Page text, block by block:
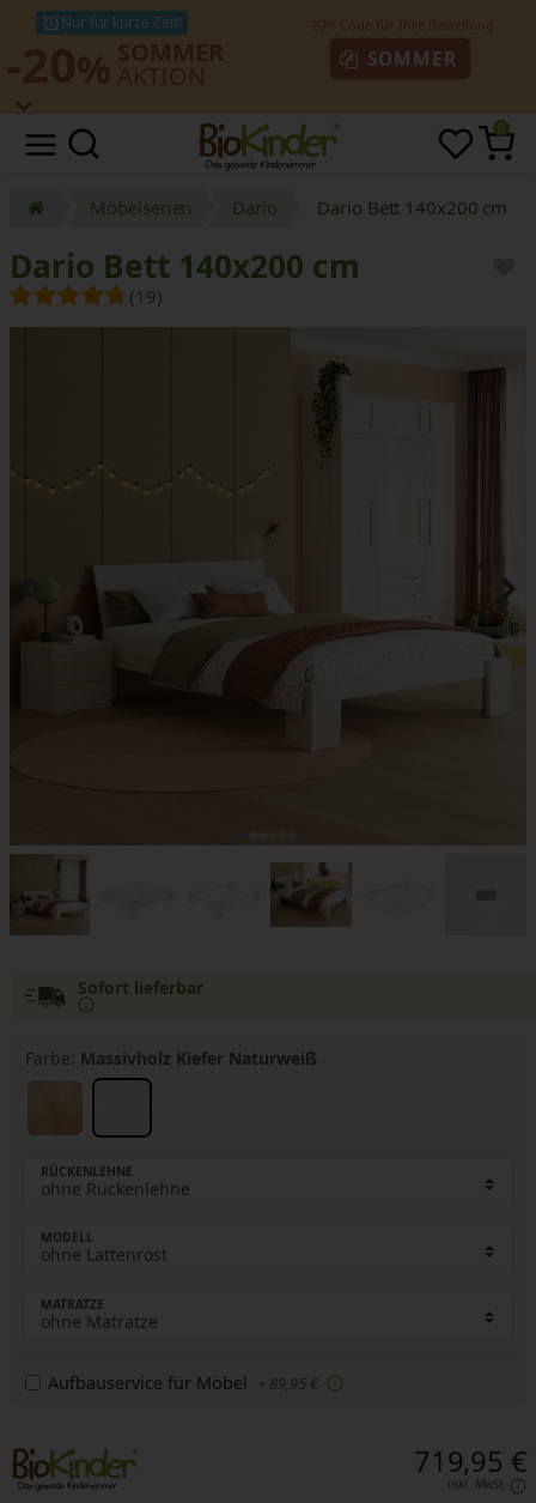
Nur für kurze Zeit!
SOMMER
0
Möbelserien Dario Dario Bett 140x200 cm
Dario Bett 140x200 cm
(19)
Sofort lieferbar
Farbe: Massivholz Kiefer Naturweiß
RÜCKENLEHNE
MODELL
MATRATZE
Aufbauservice für Möbel + 89,95 €
719,95 €
inkl. MwSt.